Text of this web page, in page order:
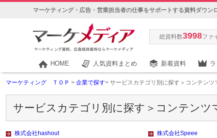
マーケティング・広告・営業担当者の仕事をサポートする資料ダウン
総資料数3998ファ
HOME 人気資料まとめ 新着資料
マーケティング ＴＯＰ > 企業で探す> サービスカテゴリ別に探す＞コンテンツ
サービスカテゴリ別に探す＞コンテンツ
株式会社hashout
株式会社Speee